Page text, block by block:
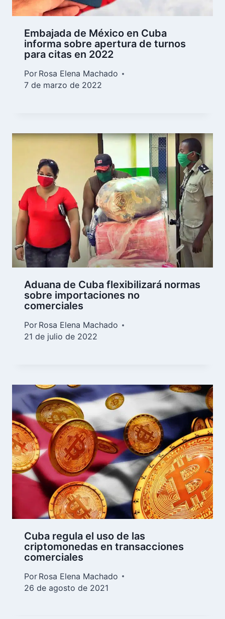
Embajada de México en Cuba
informa sobre apertura de turnos
para citas en 2022
Por Rosa Elena Machado
7 de marzo de 2022
Aduana de Cuba flexibilizará normas
sobre importaciones no
comerciales
Por Rosa Elena Machado
21 de julio de 2022
Cuba regula el uso de las
criptomonedas en transacciones
comerciales
Por Rosa Elena Machado
26 de agosto de 2021